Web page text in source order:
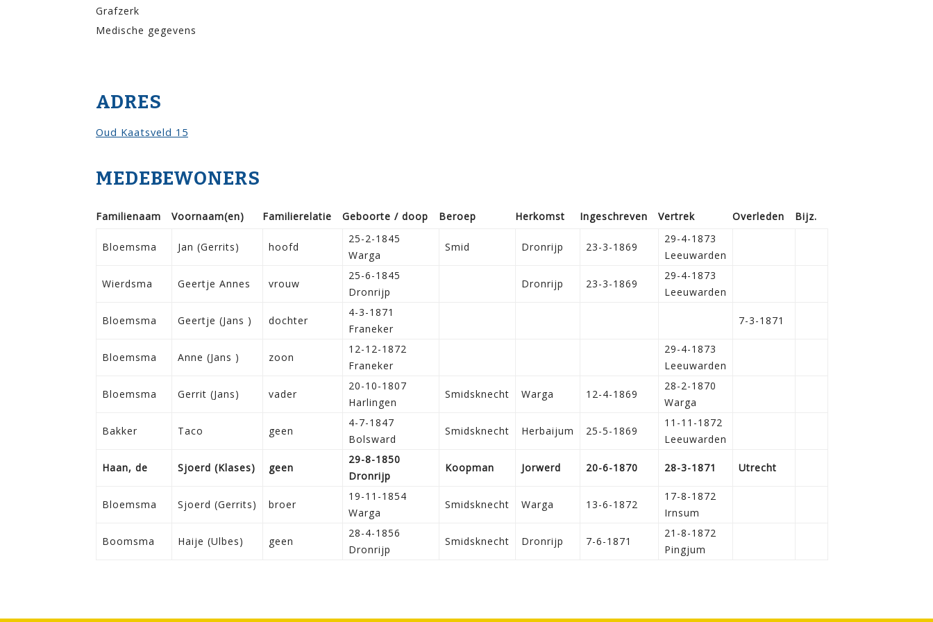
Grafzerk
Medische gegevens
ADRES
Oud Kaatsveld 15
MEDEBEWONERS
Familie­naam Voor­naam(en) Familie­relatie Geboorte / doop Beroep Herkomst Ingeschreven Vertrek Overleden Bijz.
Bloemsma Jan (Gerrits) hoofd
25-2-1845
Warga
Smid Dronrijp 23-3-1869
29-4-1873
Leeuwarden
Wierdsma Geertje Annes vrouw
25-6-1845
Dronrijp
Dronrijp 23-3-1869
29-4-1873
Leeuwarden
Bloemsma Geertje (Jans ) dochter
4-3-1871
Franeker
7-3-1871
Bloemsma Anne (Jans ) zoon
12-12-1872
Franeker
29-4-1873
Leeuwarden
Bloemsma Gerrit (Jans) vader
20-10-1807
Harlingen
Smidsknecht Warga 12-4-1869
28-2-1870
Warga
Bakker Taco geen
4-7-1847
Bolsward
Smidsknecht Herbaijum 25-5-1869
11-11-1872
Leeuwarden
Haan, de Sjoerd (Klases) geen
29-8-1850
Dronrijp
Koopman Jorwerd 20-6-1870 28-3-1871 Utrecht
Bloemsma Sjoerd (Gerrits) broer
19-11-1854
Warga
Smidsknecht Warga 13-6-1872
17-8-1872
Irnsum
Boomsma Haije (Ulbes) geen
28-4-1856
Dronrijp
Smidsknecht Dronrijp 7-6-1871
21-8-1872
Pingjum